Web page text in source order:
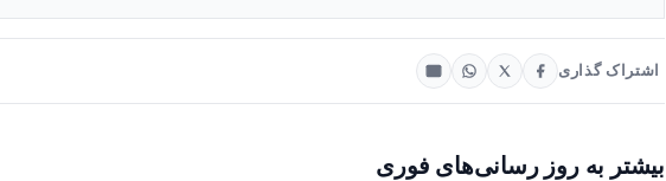
اشتراک گذاری
بیشتر به روز رسانی‌های فوری